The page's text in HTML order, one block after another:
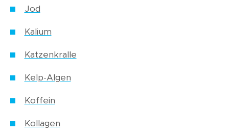
Jod
Kalium
Katzenkralle
Kelp-Algen
Koffein
Kollagen